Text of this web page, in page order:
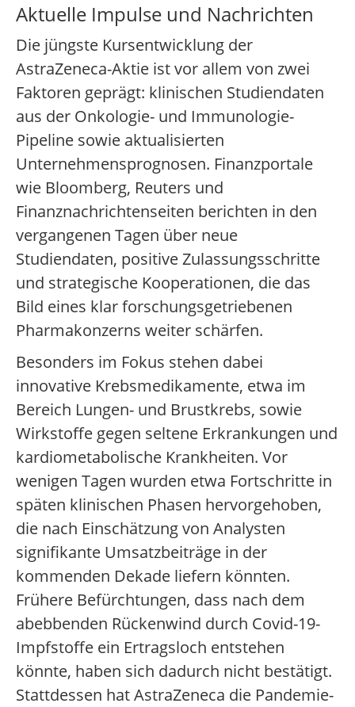
Aktuelle Impulse und Nachrichten
Die jüngste Kursentwicklung der
AstraZeneca-Aktie ist vor allem von zwei
Faktoren geprägt: klinischen Studiendaten
aus der Onkologie- und Immunologie-
Pipeline sowie aktualisierten
Unternehmensprognosen. Finanzportale
wie Bloomberg, Reuters und
Finanznachrichtenseiten berichten in den
vergangenen Tagen über neue
Studiendaten, positive Zulassungsschritte
und strategische Kooperationen, die das
Bild eines klar forschungsgetriebenen
Pharmakonzerns weiter schärfen.
Besonders im Fokus stehen dabei
innovative Krebsmedikamente, etwa im
Bereich Lungen- und Brustkrebs, sowie
Wirkstoffe gegen seltene Erkrankungen und
kardiometabolische Krankheiten. Vor
wenigen Tagen wurden etwa Fortschritte in
späten klinischen Phasen hervorgehoben,
die nach Einschätzung von Analysten
signifikante Umsatzbeiträge in der
kommenden Dekade liefern könnten.
Frühere Befürchtungen, dass nach dem
abebbenden Rückenwind durch Covid-19-
Impfstoffe ein Ertragsloch entstehen
könnte, haben sich dadurch nicht bestätigt.
Stattdessen hat AstraZeneca die Pandemie-